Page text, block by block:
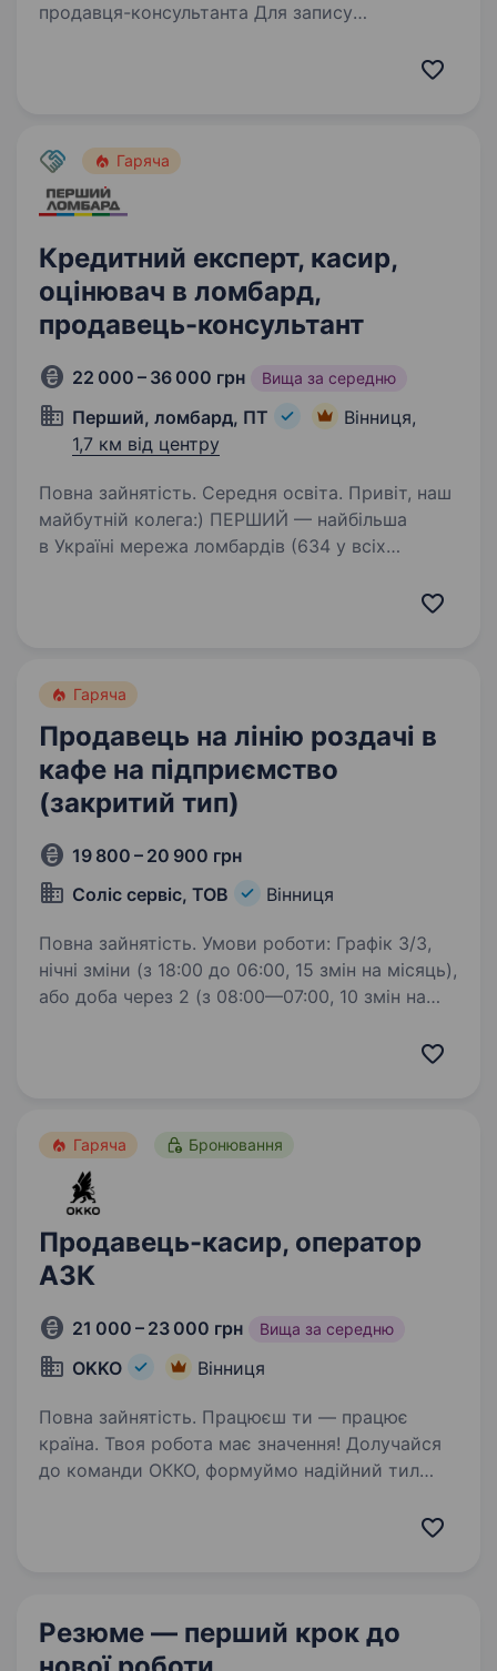
продавця-консультанта Для запису
Гаряча
Кредитний експерт, касир,
оцінювач в ломбард,
продавець-консультант
22 000 – 36 000 грн Вища за середню
Перший, ломбард, ПТ
Вінниця,
1,7 км від центру
Повна зайнятість. Середня освіта. Привіт, наш
майбутній колега:) ПЕРШИЙ — найбільша
в Україні мережа ломбардів (634 у всіх
Гаряча
Продавець на лінію роздачі в
кафе на підприємство
(закритий тип)
19 800 – 20 900 грн
Cоліс сервіс, ТОВ
Вінниця
Повна зайнятість. Умови роботи: Графік 3/3,
нічні зміни (з 18:00 до 06:00, 15 змін на місяць),
або доба через 2 (з 08:00—07:00, 10 змін на
Гаряча Бронювання
Продавець-касир, оператор
АЗК
21 000 – 23 000 грн Вища за середню
OKKO Вінниця
Повна зайнятість. Працюєш ти — працює
країна. Твоя робота має значення! Долучайся
до команди ОККО, формуймо надійний тил
Резюме — перший крок до